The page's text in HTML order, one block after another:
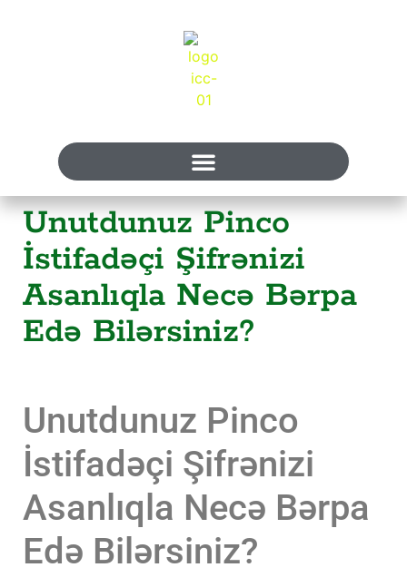
Unutdunuz Pinco
İstifadəçi Şifrənizi
Asanlıqla Necə Bərpa
Edə Bilərsiniz?
Unutdunuz Pinco
İstifadəçi Şifrənizi
Asanlıqla Necə Bərpa
Edə Bilərsiniz?